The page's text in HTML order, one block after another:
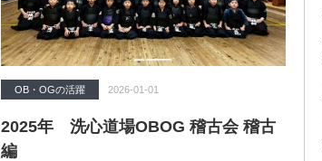
OB・OGの活躍 2026-01-01
2025年 洗心道場OBOG 稽古会 稽古
編